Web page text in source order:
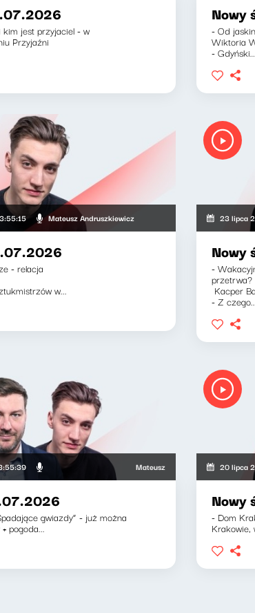
jest przyjaciel - w
Przyjaźni
Nowy
- Od
Wiktoria
- Gdyński...
Mateusz Andruszkiewicz
- relacja
w...
23 lipca
Nowy
-
przetrwa?
Kacper
- Z
Mateusz Andruszkiewicz, Klaudiusz
gwiazdy” - już można
pogoda...
20 lipca
Nowy
- Dom
Krakowie,